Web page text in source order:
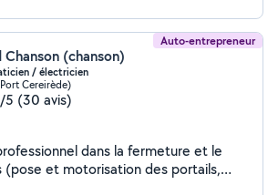
Auto-entrepreneur
Chanson (chanson)
/ électricien
Cereirède)
5 (30 avis)
dans la fermeture et le
(pose et motorisation des portails,